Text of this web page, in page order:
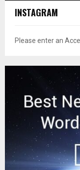
INSTAGRAM
Please enter an